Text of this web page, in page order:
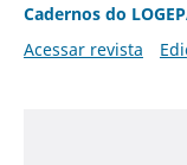
Cadernos do
Acessar revista